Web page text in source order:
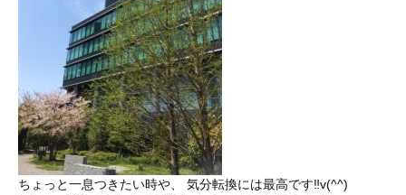
ちょっと一息つきたい時や、 気分転換には最高です‼︎v(^^)